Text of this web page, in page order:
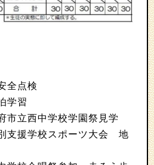
全点検
学習
立西中学校学園祭見学
援学校スポーツ大会 地